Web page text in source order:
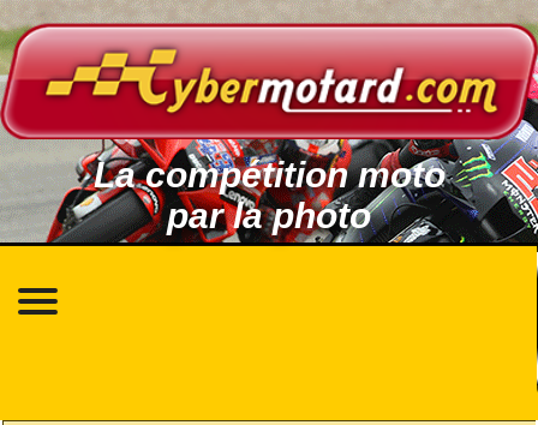
La compétition moto
par la photo